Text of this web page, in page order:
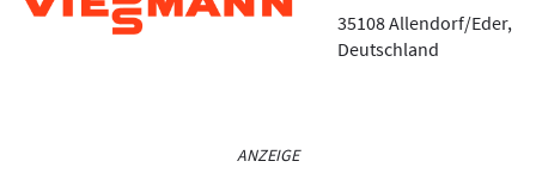
35108Allendorf/Eder,
Deutschland
ANZEIGE